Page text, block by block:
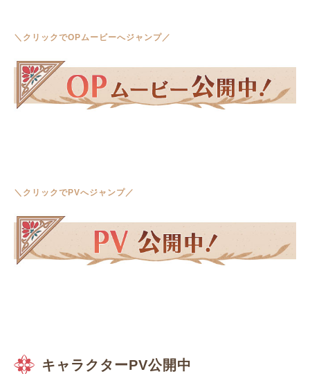
＼クリックでOPムービーへジャンプ／
＼クリックでPVへジャンプ／
キャラクターPV公開中